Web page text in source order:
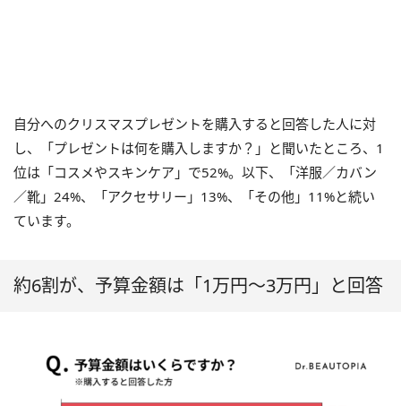
⾃分へのクリスマスプレゼントを購入すると回答した人に対
し、「プレゼントは何を購入しますか？」と聞いたところ、1
位は「コスメやスキンケア」で52%。以下、「洋服／カバン
／靴」24%、「アクセサリー」13%、「その他」11%と続い
ています。
約6割が、予算金額は「1万円～3万円」と回答